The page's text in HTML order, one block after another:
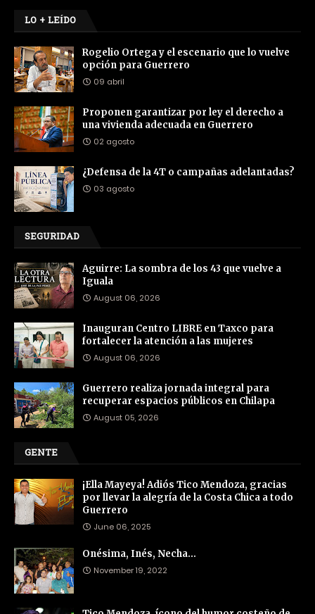
LO + LEÍDO
Rogelio Ortega y el escenario que lo vuelve
opción para Guerrero
09 abril
Proponen garantizar por ley el derecho a
una vivienda adecuada en Guerrero
02 agosto
¿Defensa de la 4T o campañas adelantadas?
03 agosto
SEGURIDAD
Aguirre: La sombra de los 43 que vuelve a
Iguala
August 06, 2026
Inauguran Centro LIBRE en Taxco para
fortalecer la atención a las mujeres
August 06, 2026
Guerrero realiza jornada integral para
recuperar espacios públicos en Chilapa
August 05, 2026
GENTE
¡Ella Mayeya! Adiós Tico Mendoza, gracias
por llevar la alegría de la Costa Chica a todo
Guerrero
June 06, 2025
Onésima, Inés, Necha…
November 19, 2022